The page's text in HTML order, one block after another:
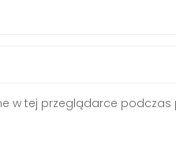
w tej przeglądarce podczas